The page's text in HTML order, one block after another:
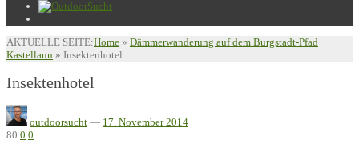
AKTUELLE SEITE:Home » Dämmerwanderung auf dem Burgstadt-Pfad
Kastellaun » Insektenhotel
Insektenhotel
outdoorsucht — 17. November 2014
80 0 0